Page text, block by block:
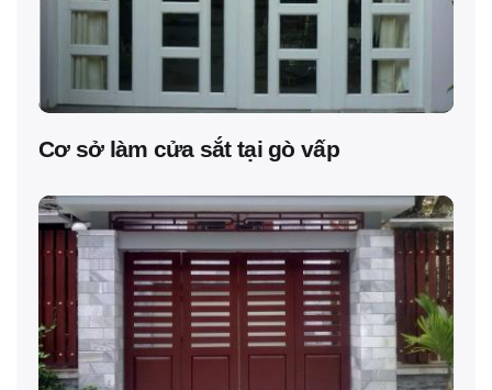
Cơ sở làm cửa sắt tại gò vấp